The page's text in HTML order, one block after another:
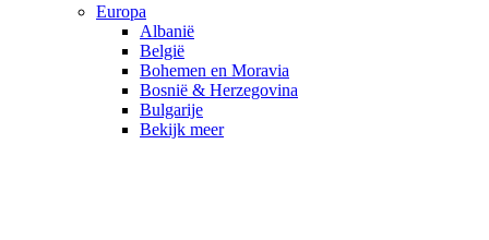
Europa
Albanië
België
Bohemen en Moravia
Bosnië & Herzegovina
Bulgarije
Bekijk meer